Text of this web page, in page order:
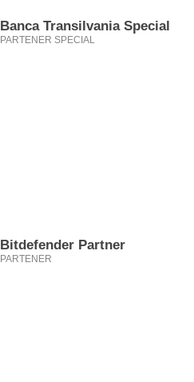
Banca Transilvania Special
PARTENER SPECIAL
Bitdefender Partner
PARTENER